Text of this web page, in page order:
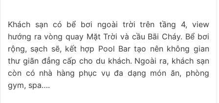
Khách sạn có bể bơi ngoài trời trên tầng 4, view
hướng ra vòng quay Mặt Trời và cầu Bãi Cháy. Bể bơi
rộng, sạch sẽ, kết hợp Pool Bar tạo nên không gian
thư giãn đẳng cấp cho du khách. Ngoài ra, khách sạn
còn có nhà hàng phục vụ đa dạng món ăn, phòng
gym, spa….